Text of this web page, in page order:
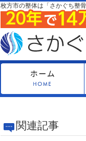
枚方市の整体は「さかぐち整
関連記事